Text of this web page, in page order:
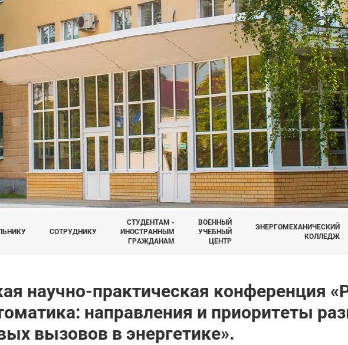
СОТРУДНИКУ
СТУДЕНТАМ -
ИНОСТРАННЫМ
ГРАЖДАНАМ
ВОЕННЫЙ
УЧЕБНЫЙ
ЦЕНТР
ЭНЕРГОМЕХАНИЧЕСКИЙ
КОЛЛЕДЖ
научно-практическая конференция
направления и приоритеты
вызовов в энергетике».